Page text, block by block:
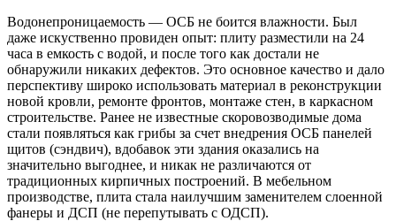
Водонепроницаемость — ОСБ не боится влажности. Был
даже искуственно провиден опыт: плиту разместили на 24
часа в емкость с водой, и после того как достали не
обнаружили никаких дефектов. Это основное качество и дало
перспективу широко использовать материал в реконструкции
новой кровли, ремонте фронтов, монтаже стен, в каркасном
строительстве. Ранее не известные скоровозводимые дома
стали появляться как грибы за счет внедрения ОСБ панелей
щитов (сэндвич), вдобавок эти здания оказались на
значительно выгоднее, и никак не различаются от
традиционных кирпичных построений. В мебельном
производстве, плита стала наилучшим заменителем слоенной
фанеры и ДСП (не перепутывать с ОДСП).